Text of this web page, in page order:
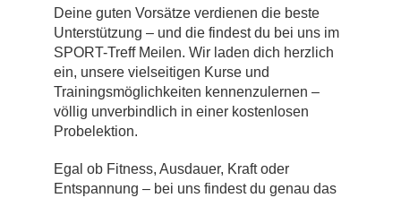
Deine guten Vorsätze verdienen die beste
Unterstützung – und die findest du bei uns im
SPORT-Treff Meilen. Wir laden dich herzlich
ein, unsere vielseitigen Kurse und
Trainingsmöglichkeiten kennenzulernen –
völlig unverbindlich in einer kostenlosen
Probelektion.
Egal ob Fitness, Ausdauer, Kraft oder
Entspannung – bei uns findest du genau das